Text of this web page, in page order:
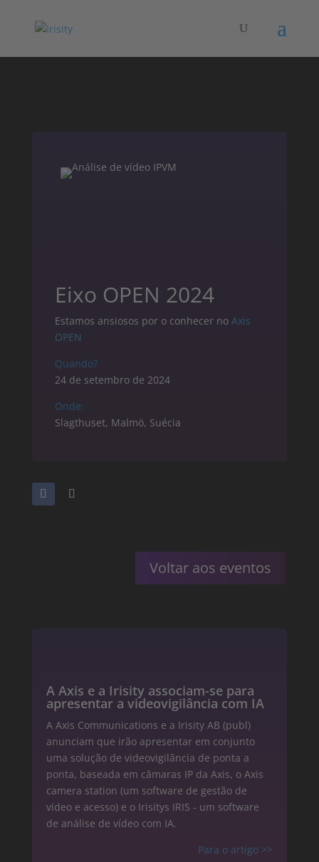
Eixo OPEN 2024
Estamos ansiosos por o conhecer no Axis
OPEN
Quando?
24 de setembro de 2024
Onde:
Slagthuset, Malmö, Suécia
Voltar aos eventos
A Axis e a Irisity associam-se para
apresentar a videovigilância com IA
A Axis Communications e a Irisity AB (publ)
anunciam que irão apresentar em conjunto
uma solução de videovigilância de ponta a
ponta, baseada em câmaras IP da Axis, o Axis
camera station (um software de gestão de
vídeo e acesso) e o Irisitys IRIS - um software
de análise de vídeo com IA.
Para o artigo >>